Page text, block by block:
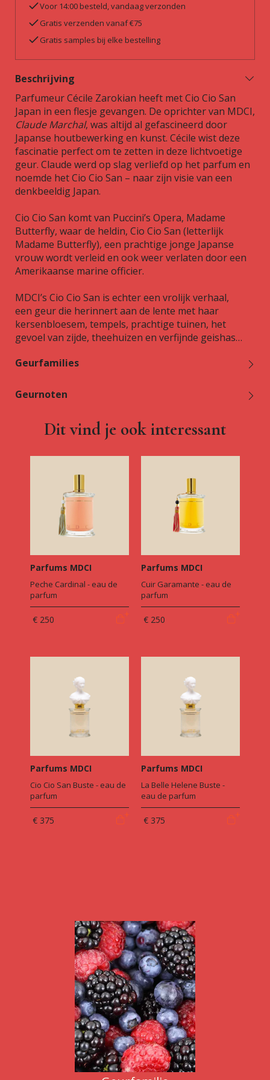
Voor 14:00 besteld, vandaag verzonden
Gratis verzenden vanaf €75
Gratis samples bij elke bestelling
Beschrijving
Parfumeur Cécile Zarokian heeft met Cio Cio San
Japan in een flesje gevangen. De oprichter van MDCI,
Claude Marchal, was altijd al gefascineerd door
Japanse houtbewerking en kunst. Cécile wist deze
fascinatie perfect om te zetten in deze lichtvoetige
geur. Claude werd op slag verliefd op het parfum en
noemde het Cio Cio San – naar zijn visie van een
denkbeeldig Japan.
Cio Cio San komt van Puccini’s Opera, Madame
Butterfly, waar de heldin, Cio Cio San (letterlijk
Madame Butterfly), een prachtige jonge Japanse
vrouw wordt verleid en ook weer verlaten door een
Amerikaanse marine officier.
MDCI’s Cio Cio San is echter een vrolijk verhaal,
een geur die herinnert aan de lente met haar
kersenbloesem, tempels, prachtige tuinen, het
gevoel van zijde, theehuizen en verfijnde geishas…
Geurfamilies
Geurnoten
Dit vind je ook interessant
Parfums MDCI
Peche Cardinal - eau de
parfum
€ 250
Parfums MDCI
Cuir Garamante - eau de
parfum
€ 250
Parfums MDCI
Cio Cio San Buste - eau de
parfum
€ 375
Parfums MDCI
La Belle Helene Buste -
eau de parfum
€ 375